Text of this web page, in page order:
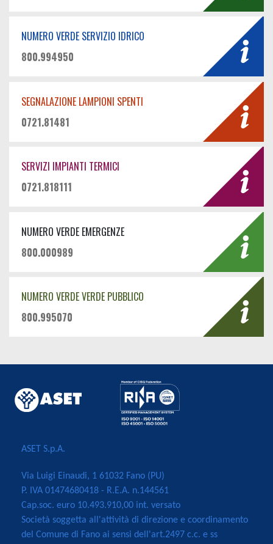
NUMERO VERDE SERVIZIO IDRICO
800.994950
SEGNALAZIONE LAMPIONI SPENTI
0721.81481
SERVIZI IMPIANTI TERMICI
0721.818111
NUMERO VERDE EMERGENZE
800.000989
NUMERO VERDE VERDE PUBBLICO
800.995070
ASET S.p.A.
Via Luigi Einaudi, 1 61032 Fano (PU)
P. IVA 01474680418 - R.E.A. n.144561
Cap.soc. euro 10.493.910,00 int. versato
Società soggetta all'attività di direzione e coordinamento
del Comune di Fano ai sensi dell'art.2497 c.c. e ss